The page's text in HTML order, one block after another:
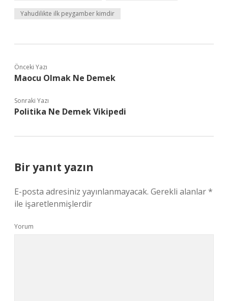
Yahudilikte ilk peygamber kimdir
Önceki Yazı
Maocu Olmak Ne Demek
Sonraki Yazı
Politika Ne Demek Vikipedi
Bir yanıt yazın
E-posta adresiniz yayınlanmayacak. Gerekli alanlar*
ile işaretlenmişlerdir
Yorum